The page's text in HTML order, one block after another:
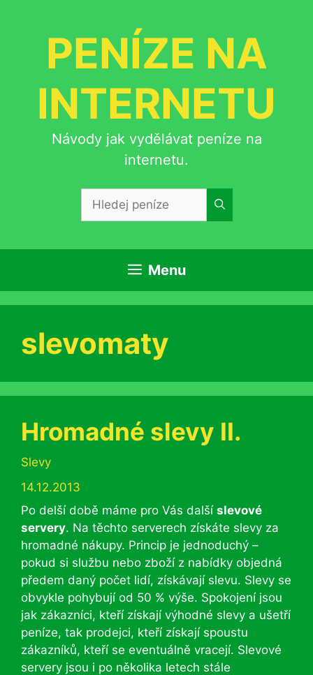
PENÍZE NA
INTERNETU
Návody jak vydělávat peníze na
internetu.
Menu
slevomaty
Hromadné slevy II.
Rubriky
Slevy
14.12.2013
Po delší době máme pro Vás další slevové
servery. Na těchto serverech získáte slevy za
hromadné nákupy. Princip je jednoduchý –
pokud si službu nebo zboží z nabídky objedná
předem daný počet lidí, získávají slevu. Slevy se
obvykle pohybují od 50 % výše. Spokojení jsou
jak zákazníci, kteří získají výhodné slevy a ušetří
peníze, tak prodejci, kteří získají spoustu
zákazníků, kteří se eventuálně vracejí. Slevové
servery jsou i po několika letech stále